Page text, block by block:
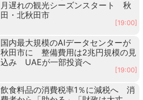
月遅れの観光シーズンスタート 秋
田・北秋田市
[19:00]
国内最大規模のAIデータセンターが
秋田市に 整備費用は2兆円規模の見
込み UAEが一部投資へ
[19:00]
飲食料品の消費税率1％に減税へ 消